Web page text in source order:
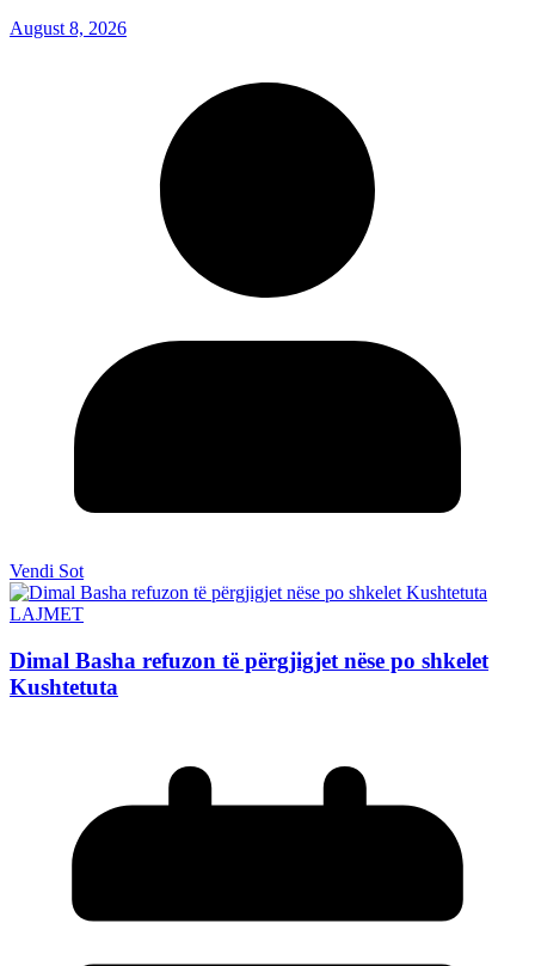
August 8, 2026
Vendi Sot
LAJMET
Dimal Basha refuzon të përgjigjet nëse po shkelet
Kushtetuta